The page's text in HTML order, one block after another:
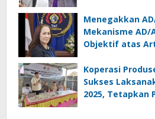
Menegakkan
Mekanisme AD/
Objektif atas
Melanggar
Koperasi
Sukses
2025, Tetapkan